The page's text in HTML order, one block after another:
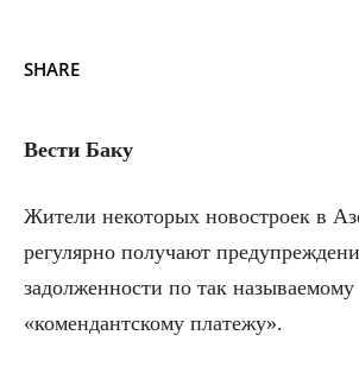
SHARE
Вести Баку
Жители некоторых новостроек в
регулярно получают
задолженности по так называемому
«комендантскому платежу».